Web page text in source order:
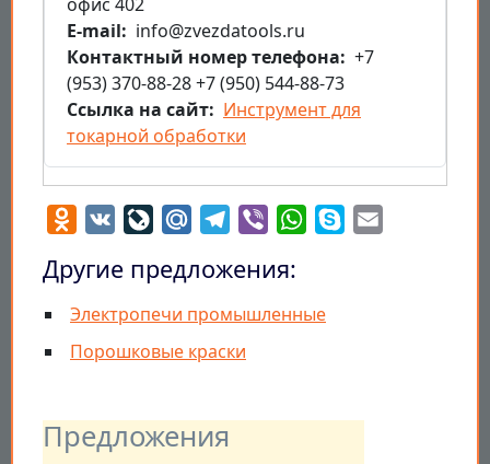
Предложения
E-mail
info@zvezdatools.ru
Контактный номер телефона
+7
(953) 370-88-28 +7 (950) 544-88-73
Ссылка на сайт
Инструмент для
токарной обработки
Odnoklassniki
VK LiveJournal
Mail.RuTelegram
Viber WhatsApp
Skype
Другие предложения:
Электропечи промышленные
Порошковые краски